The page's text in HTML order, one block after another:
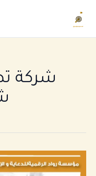
شركة
شركة
تصميم